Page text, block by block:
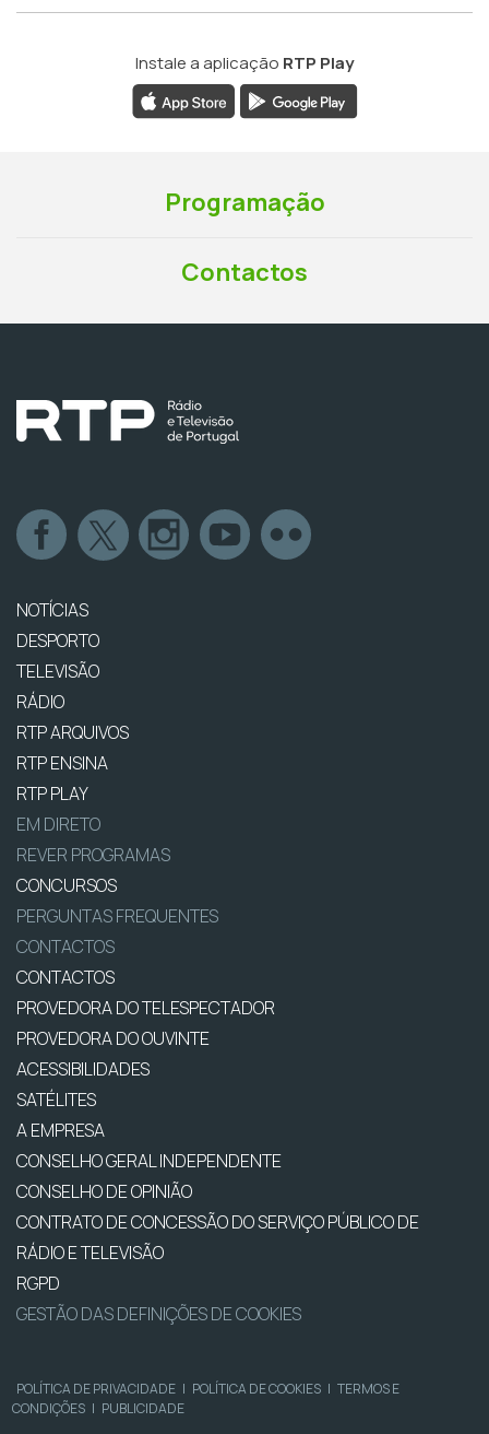
Instale a aplicação RTP Play
Programação
Contactos
NOTÍCIAS
DESPORTO
TELEVISÃO
RÁDIO
RTP ARQUIVOS
RTP ENSINA
RTP PLAY
EM DIRETO
REVER PROGRAMAS
CONCURSOS
PERGUNTAS FREQUENTES
CONTACTOS
CONTACTOS
PROVEDORA DO TELESPECTADOR
PROVEDORA DO OUVINTE
ACESSIBILIDADES
SATÉLITES
A EMPRESA
CONSELHO GERAL INDEPENDENTE
CONSELHO DE OPINIÃO
CONTRATO DE CONCESSÃO DO SERVIÇO PÚBLICO DE
RÁDIO E TELEVISÃO
RGPD
GESTÃO DAS DEFINIÇÕES DE COOKIES
POLÍTICA DE PRIVACIDADE | POLÍTICA DE COOKIES | TERMOS E
CONDIÇÕES | PUBLICIDADE